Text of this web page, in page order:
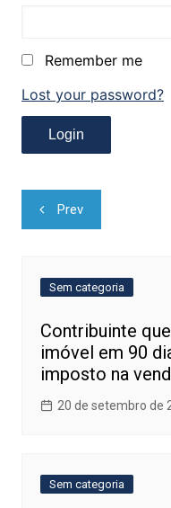
Remember me
Lost your password?
Navegação
de
Prev
Sem categoria
Contribuinte
imóvel em 90
imposto na
20 de setembro de
Sem categoria